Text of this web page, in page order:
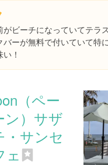
ビーチになっていてテラ
バーが無料で付いていて特
！
（ペー
ン）サザ
・サンセ
ェ